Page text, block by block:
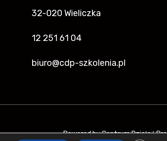
32-020 Wieliczka
12 251 61 04
biuro@cdp-szkolenia.pl
Powered by Centrum Działań